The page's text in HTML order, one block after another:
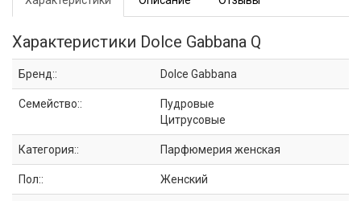
Характеристики Dolce Gabbana Q
Бренд:: Dolce Gabbana
Семейство::
Пудровые
Цитрусовые
Категория:: Парфюмерия женская
Пол:: Женский